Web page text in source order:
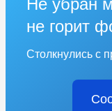
не горит
Столкнулись с